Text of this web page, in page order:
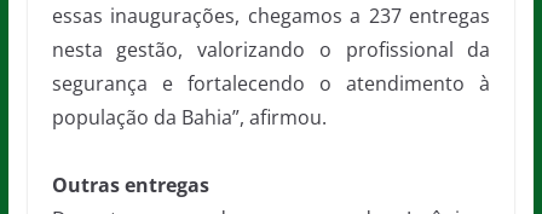
essas inaugurações, chegamos a 237 entregas
nesta gestão, valorizando o profissional da
segurança e fortalecendo o atendimento à
população da Bahia”, afirmou.
Outras entregas